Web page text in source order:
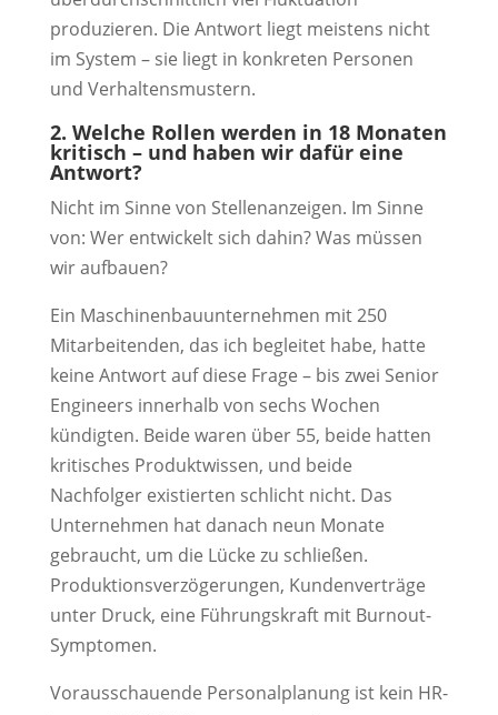
produzieren. Die Antwort liegt meistens nicht
im System – sie liegt in konkreten Personen
und Verhaltensmustern.
2. Welche Rollen werden in 18 Monaten
kritisch – und haben wir dafür eine
Antwort?
Nicht im Sinne von Stellenanzeigen. Im Sinne
von: Wer entwickelt sich dahin? Was müssen
wir aufbauen?
Ein Maschinenbauunternehmen mit 250
Mitarbeitenden, das ich begleitet habe, hatte
keine Antwort auf diese Frage – bis zwei Senior
Engineers innerhalb von sechs Wochen
kündigten. Beide waren über 55, beide hatten
kritisches Produktwissen, und beide
Nachfolger existierten schlicht nicht. Das
Unternehmen hat danach neun Monate
gebraucht, um die Lücke zu schließen.
Produktionsverzögerungen, Kundenverträge
unter Druck, eine Führungskraft mit Burnout-
Symptomen.
Vorausschauende Personalplanung ist kein HR-